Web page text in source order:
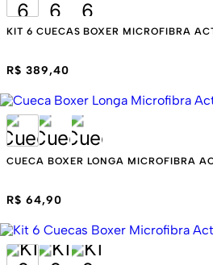
KIT 6 CUECAS BOXER MICROFIBRA
R$ 389,40
CUECA BOXER LONGA MICROFIBRA
R$ 64,90